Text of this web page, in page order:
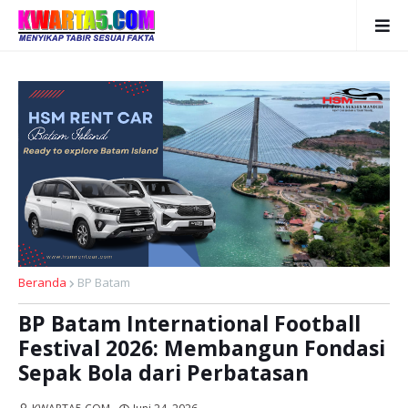
Beranda BP Batam
BP Batam International Football
Festival 2026: Membangun Fondasi
Sepak Bola dari Perbatasan